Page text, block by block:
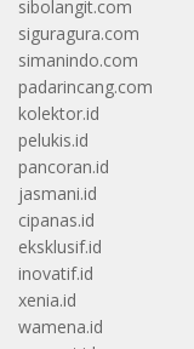
sibolangit.com
siguragura.com
simanindo.com
padarincang.com
kolektor.id
pelukis.id
pancoran.id
jasmani.id
cipanas.id
eksklusif.id
inovatif.id
xenia.id
wamena.id